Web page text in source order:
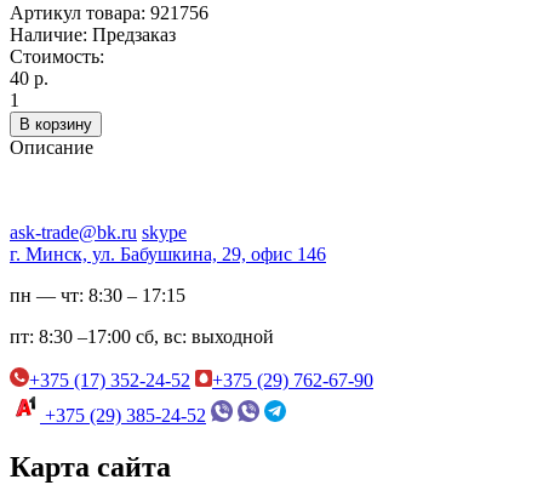
Артикул товара: 921756
Наличие: Предзаказ
Стоимость:
40 р.
1
В корзину
Описание
ask-trade@bk.ru skype
г. Минск, ул. Бабушкина, 29, офис 146
пн — чт: 8:30 – 17:15
пт: 8:30 –17:00 сб, вс: выходной
+375 (17) 352-24-52
+375 (29) 762-67-90
+375 (29) 385-24-52
Карта сайта